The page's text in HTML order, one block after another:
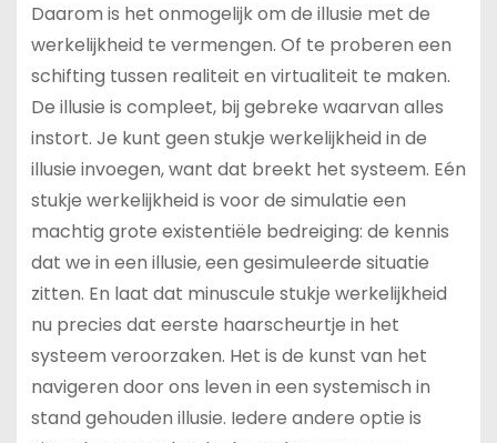
Daarom is het onmogelijk om de illusie met de
werkelijkheid te vermengen. Of te proberen een
schifting tussen realiteit en virtualiteit te maken.
De illusie is compleet, bij gebreke waarvan alles
instort. Je kunt geen stukje werkelijkheid in de
illusie invoegen, want dat breekt het systeem. Eén
stukje werkelijkheid is voor de simulatie een
machtig grote existentiële bedreiging: de kennis
dat we in een illusie, een gesimuleerde situatie
zitten. En laat dat minuscule stukje werkelijkheid
nu precies dat eerste haarscheurtje in het
systeem veroorzaken. Het is de kunst van het
navigeren door ons leven in een systemisch in
stand gehouden illusie. Iedere andere optie is